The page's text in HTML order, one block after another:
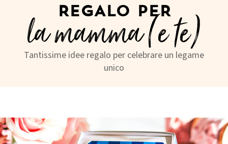
REGALO PER
la mamma (e te)
Tantissime idee regalo per celebrare un legame
unico